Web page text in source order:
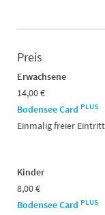
Preis
Erwachsene
14,00 €
Bodensee Card PLUS
Einmalig freier
Kinder
8,00 €
Bodensee Card PLUS